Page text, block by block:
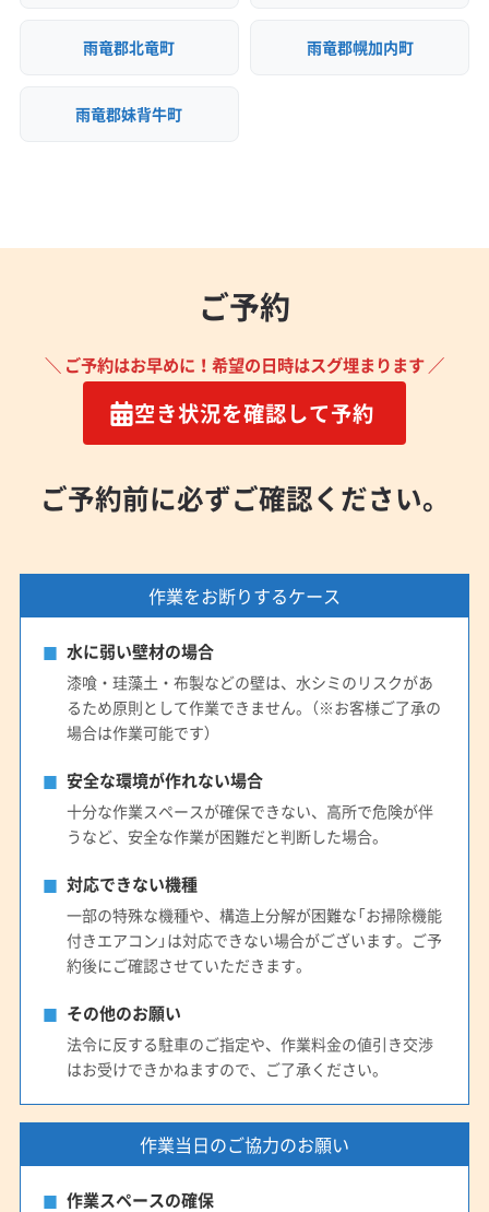
雨竜郡北竜町 雨竜郡幌加内町
雨竜郡妹背牛町
ご予約
＼ ご予約はお早めに！希望の日時はスグ埋まります ／
空き状況を確認して予約
ご予約前に必ずご確認ください。
作業をお断りするケース
水に弱い壁材の場合
漆喰・珪藻土・布製などの壁は、水シミのリスクがあ
るため原則として作業できません。（※お客様ご了承の
場合は作業可能です）
安全な環境が作れない場合
十分な作業スペースが確保できない、高所で危険が伴
うなど、安全な作業が困難だと判断した場合。
対応できない機種
一部の特殊な機種や、構造上分解が困難な「お掃除機能
付きエアコン」は対応できない場合がございます。ご予
約後にご確認させていただきます。
その他のお願い
法令に反する駐車のご指定や、作業料金の値引き交渉
はお受けできかねますので、ご了承ください。
作業当日のご協力のお願い
作業スペースの確保